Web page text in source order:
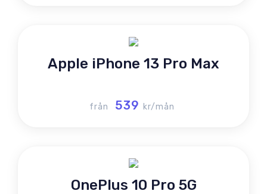
Apple iPhone 13 Pro Max
från 539 kr/mån
OnePlus 10 Pro 5G